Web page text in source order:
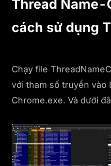
Thread Name-
cách sử dụng
Chạy file
với tham số truyền vào
Chrome.exe. Và dưới